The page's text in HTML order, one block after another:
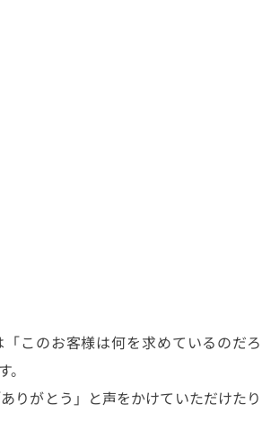
このお客様は何を求めているのだろ
りがとう」と声をかけていただけたり